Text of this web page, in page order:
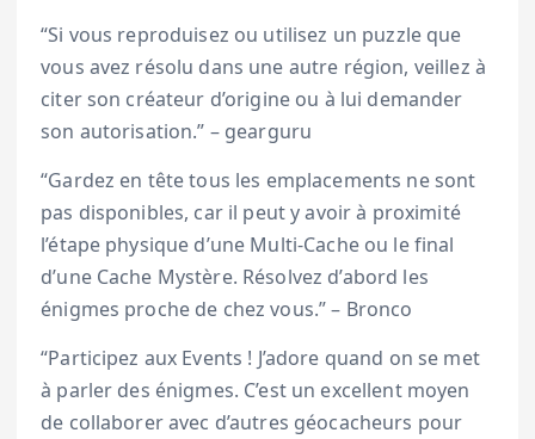
“Si vous reproduisez ou utilisez un puzzle que
vous avez résolu dans une autre région, veillez à
citer son créateur d’origine ou à lui demander
son autorisation.” – gearguru
“Gardez en tête tous les emplacements ne sont
pas disponibles, car il peut y avoir à proximité
l’étape physique d’une Multi-Cache ou le final
d’une Cache Mystère. Résolvez d’abord les
énigmes proche de chez vous.” – Bronco
“Participez aux Events ! J’adore quand on se met
à parler des énigmes. C’est un excellent moyen
de collaborer avec d’autres géocacheurs pour